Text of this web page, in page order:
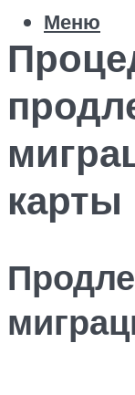
Меню
карты